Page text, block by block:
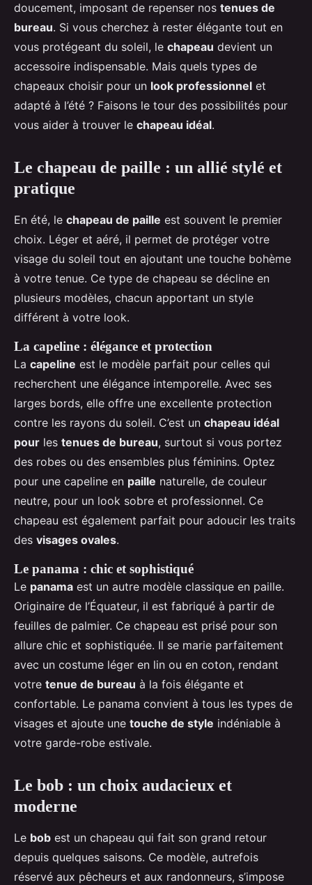
doucement, imposant de repenser nos tenues de
bureau. Si vous cherchez à rester élégante tout en
vous protégeant du soleil, le chapeau devient un
accessoire indispensable. Mais quels types de
chapeaux choisir pour un look professionnel et
adapté à l’été ? Faisons le tour des possibilités pour
vous aider à trouver le chapeau idéal.
Le chapeau de paille : un allié stylé et
pratique
En été, le chapeau de paille est souvent le premier
choix. Léger et aéré, il permet de protéger votre
visage du soleil tout en ajoutant une touche bohème
à votre tenue. Ce type de chapeau se décline en
plusieurs modèles, chacun apportant un style
différent à votre look.
La capeline : élégance et protection
La capeline est le modèle parfait pour celles qui
recherchent une élégance intemporelle. Avec ses
larges bords, elle offre une excellente protection
contre les rayons du soleil. C’est un chapeau idéal
pour les tenues de bureau, surtout si vous portez
des robes ou des ensembles plus féminins. Optez
pour une capeline en paille naturelle, de couleur
neutre, pour un look sobre et professionnel. Ce
chapeau est également parfait pour adoucir les traits
des visages ovales.
Le panama : chic et sophistiqué
Le panama est un autre modèle classique en paille.
Originaire de l’Équateur, il est fabriqué à partir de
feuilles de palmier. Ce chapeau est prisé pour son
allure chic et sophistiquée. Il se marie parfaitement
avec un costume léger en lin ou en coton, rendant
votre tenue de bureau à la fois élégante et
confortable. Le panama convient à tous les types de
visages et ajoute une touche de style indéniable à
votre garde-robe estivale.
Le bob : un choix audacieux et
moderne
Le bob est un chapeau qui fait son grand retour
depuis quelques saisons. Ce modèle, autrefois
réservé aux pêcheurs et aux randonneurs, s’impose